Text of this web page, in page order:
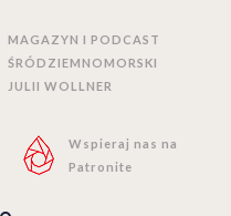
MAGAZYN I PODCAST
ŚRÓDZIEMNOMORSKI
JULII WOLLNER
Wspieraj nas na
Patronite